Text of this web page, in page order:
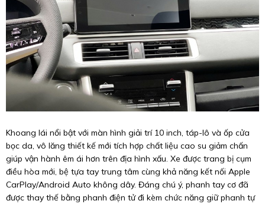
Khoang lái nổi bật với màn hình giải trí 10 inch, táp-lô và ốp cửa
bọc da, vô lăng thiết kế mới tích hợp chất liệu cao su giảm chấn
giúp vận hành êm ái hơn trên địa hình xấu. Xe được trang bị cụm
điều hòa mới, bệ tựa tay trung tâm cùng khả năng kết nối Apple
CarPlay/Android Auto không dây. Đáng chú ý, phanh tay cơ đã
được thay thế bằng phanh điện tử đi kèm chức năng giữ phanh tự